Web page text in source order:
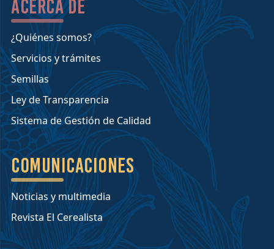
Acerca de
¿Quiénes somos?
Servicios y trámites
Semillas
Ley de Transparencia
Sistema de Gestión de Calidad
Comunicaciones
Noticias y multimedia
Revista El Cerealista